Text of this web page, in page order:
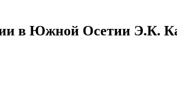
в Южной Осетии Э.К.